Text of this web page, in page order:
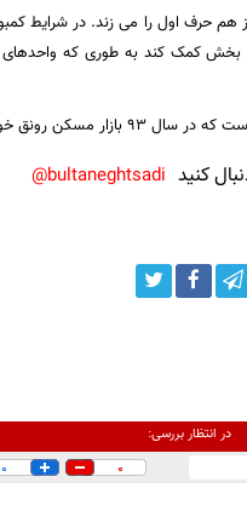
هم حرف اول را می زند. در شرایط
کمک کند به طوری که واحدهای
رونق خواهد گرفت.
کنید bultaneghtsadi@
در انتظار بررسی:
0
0